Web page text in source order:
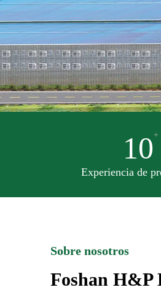
10+
Experiencia de
Sobre nosotros
Foshan H&P